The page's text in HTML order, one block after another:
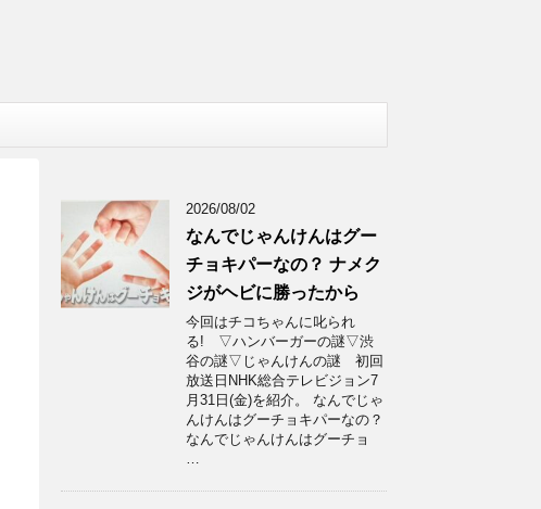
2026/08/02
なんでじゃんけんはグー
チョキパーなの？ ナメク
ジがヘビに勝ったから
今回はチコちゃんに叱られ
る! ▽ハンバーガーの謎▽渋
谷の謎▽じゃんけんの謎 初回
放送日NHK総合テレビジョン7
月31日(金)を紹介。 なんでじゃ
んけんはグーチョキパーなの？
なんでじゃんけんはグーチョ
…